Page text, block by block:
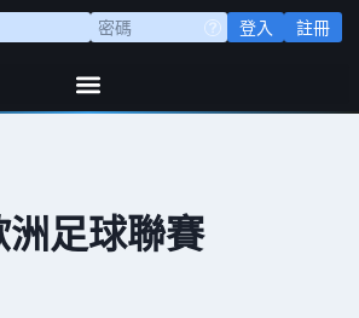
登入 註冊
洲足球聯賽